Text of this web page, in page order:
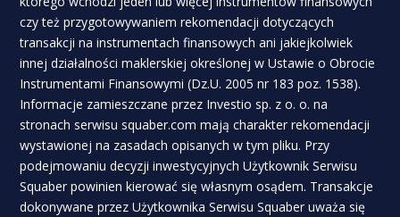
czy też przygotowywaniem rekomendacji dotyczących
transakcji na instrumentach finansowych ani jakiejkolwiek
innej działalności maklerskiej określonej w Ustawie o Obrocie
Instrumentami Finansowymi (Dz.U. 2005 nr 183 poz. 1538).
Informacje zamieszczane przez Investio sp. z o. o. na
stronach serwisu squaber.com mają charakter rekomendacji
wystawionej na zasadach opisanych w tym pliku. Przy
podejmowaniu decyzji inwestycyjnych Użytkownik Serwisu
Squaber powinien kierować się własnym osądem. Transakcje
dokonywane przez Użytkownika Serwisu Squaber uważa się